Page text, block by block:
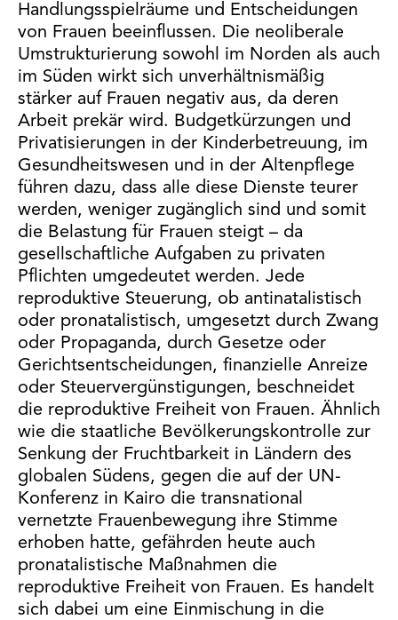
Handlungsspielräume und Entscheidungen
von Frauen beeinflussen. Die neoliberale
Umstrukturierung sowohl im Norden als auch
im Süden wirkt sich unverhältnismäßig
stärker auf Frauen negativ aus, da deren
Arbeit prekär wird. Budgetkürzungen und
Privatisierungen in der Kinderbetreuung, im
Gesundheitswesen und in der Altenpflege
führen dazu, dass alle diese Dienste teurer
werden, weniger zugänglich sind und somit
die Belastung für Frauen steigt – da
gesellschaftliche Aufgaben zu privaten
Pflichten umgedeutet werden. Jede
reproduktive Steuerung, ob antinatalistisch
oder pronatalistisch, umgesetzt durch Zwang
oder Propaganda, durch Gesetze oder
Gerichtsentscheidungen, finanzielle Anreize
oder Steuervergünstigungen, beschneidet
die reproduktive Freiheit von Frauen. Ähnlich
wie die staatliche Bevölkerungskontrolle zur
Senkung der Fruchtbarkeit in Ländern des
globalen Südens, gegen die auf der UN-
Konferenz in Kairo die transnational
vernetzte Frauenbewegung ihre Stimme
erhoben hatte, gefährden heute auch
pronatalistische Maßnahmen die
reproduktive Freiheit von Frauen. Es handelt
sich dabei um eine Einmischung in die